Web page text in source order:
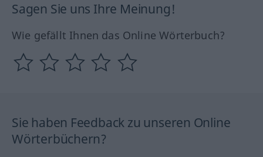
Sagen Sie uns Ihre Meinung!
Wie gefällt Ihnen das Online Wörterbuch?
Sie haben Feedback zu unseren Online
Wörterbüchern?